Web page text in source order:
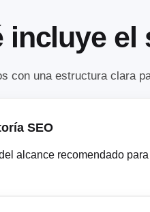
incluye el
con una estructura clara
SEO
alcance recomendado